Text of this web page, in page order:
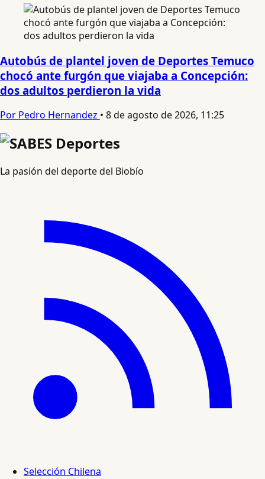
Autobús de plantel joven de Deportes Temuco
chocó ante furgón que viajaba a Concepción:
dos adultos perdieron la vida
Por Pedro Hernandez • 8 de agosto de 2026, 11:25
La pasión del deporte del Biobío
Selección Chilena